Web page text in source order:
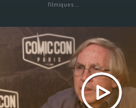
filmiques ...